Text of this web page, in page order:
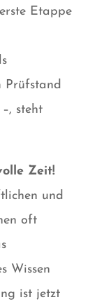
Etappe
Prüfstand
steht
Zeit!
und
oft
Wissen
ist jetzt